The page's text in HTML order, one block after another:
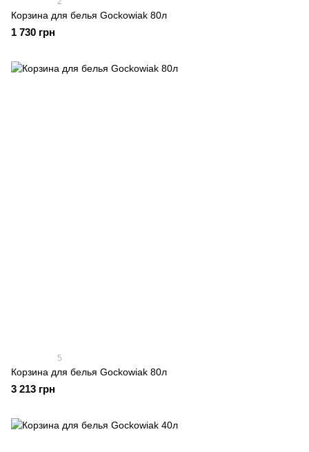
Корзина для белья Gockowiak 80л
1 730 грн
5
Корзина для белья Gockowiak 80л
3 213 грн